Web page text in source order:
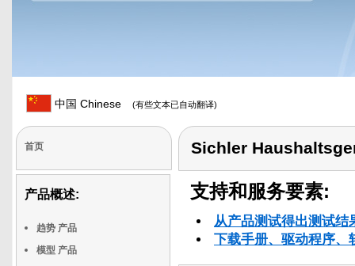
中国 Chinese (有些文本已自动翻译)
首页
产品概述:
趋势 产品
模型 产品
Sichler
支持和服务要素:
从产品测试得出测试结
下载手册、驱动程序、